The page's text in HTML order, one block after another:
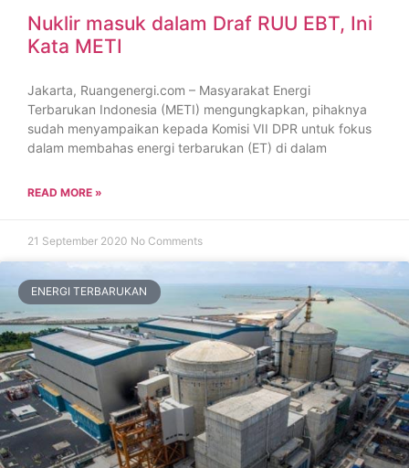
Nuklir masuk dalam Draf RUU EBT, Ini
Kata METI
Jakarta, Ruangenergi.com – Masyarakat Energi
Terbarukan Indonesia (METI) mengungkapkan, pihaknya
sudah menyampaikan kepada Komisi VII DPR untuk fokus
dalam membahas energi terbarukan (ET) di dalam
READ MORE »
21 September 2020 No Comments
ENERGI TERBARUKAN